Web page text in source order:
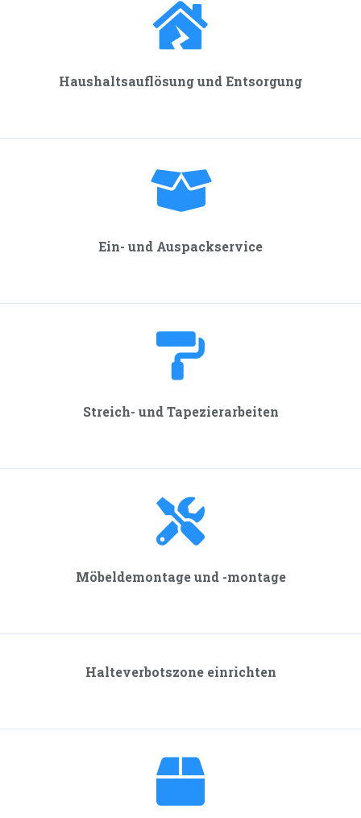
Haushalts­auflösung und Entsorgung
Ein- und Auspackservice
Streich- und Tapezier­arbeiten
Möbeldemontage und -montage
Halteverbotszone einrichten